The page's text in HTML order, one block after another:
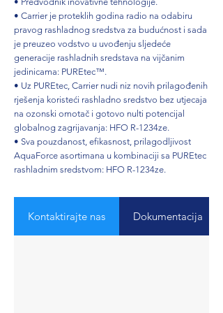
• Carrier je proteklih godina radio na odabiru
pravog rashladnog sredstva za budućnost i sada
je preuzeo vodstvo u uvođenju sljedeće
generacije rashladnih sredstava na vijčanim
jedinicama: PUREtec™.
• Uz PUREtec, Carrier nudi niz novih prilagođenih
rješenja koristeći rashladno sredstvo bez utjecaja
na ozonski omotač i gotovo nulti potencijal
globalnog zagrijavanja: HFO R-1234ze.
• Sva pouzdanost, efikasnost, prilagodljivost
AquaForce asortimana u kombinaciji sa PUREtec
rashladnim sredstvom: HFO R-1234ze.
Kontaktirajte nas Dokumentacija